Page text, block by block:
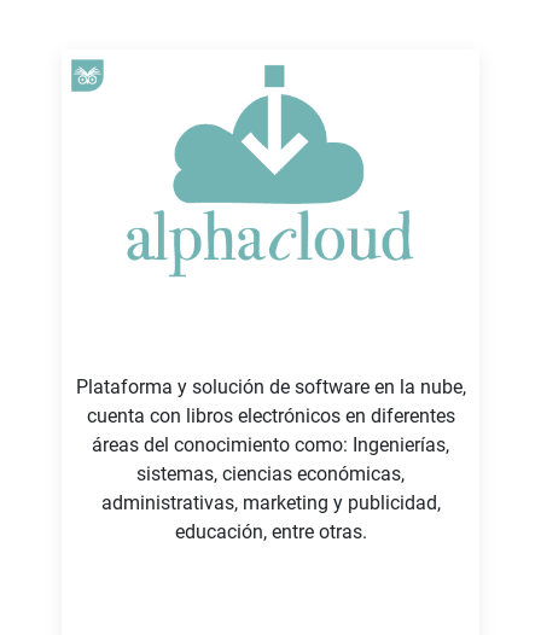
Plataforma y solución de software en la nube,
cuenta con libros electrónicos en diferentes
áreas del conocimiento como: Ingenierías,
sistemas, ciencias económicas,
administrativas, marketing y publicidad,
educación, entre otras.